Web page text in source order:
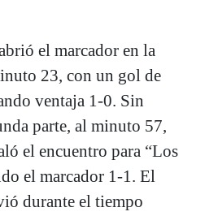
el marcador en la
23, con un gol de
ventaja 1-0. Sin
parte, al minuto 57,
el encuentro para “Los
el marcador 1-1. El
durante el tiempo